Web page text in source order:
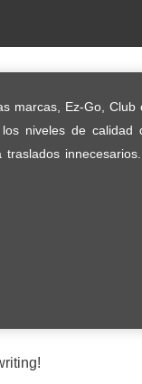
Ez-Go, Club
niveles de